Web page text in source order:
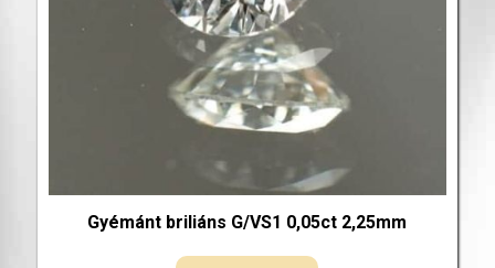
Gyémánt briliáns G/VS1 0,05ct 2,25mm